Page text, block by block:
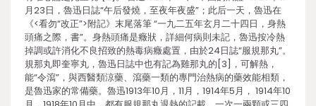
月23日，魯迅日誌“午后發燒，至夜年夜盛”；此后一天，魯迅在
《<看勿“改正”>附記》末尾落筆 “一九二五年玄月二十四日，身熱
頭痛之際，書”。身熱頭痛是癥狀，詳細何病則未記，魯迅按冷熱
掉調或許消化不良招致的熱毒病癥處置，由於24日誌“服規那丸”。
規那丸即奎寧丸，魯迅日誌中也有記為雞那丸的[3]，可解熱，
能“令瀉”，與西醫類涼藥、瀉藥一類的專門治熱病的藥效能相類，
是魯迅家的常備藥。魯迅1913年10月，11月，1914年5月， 1914年10